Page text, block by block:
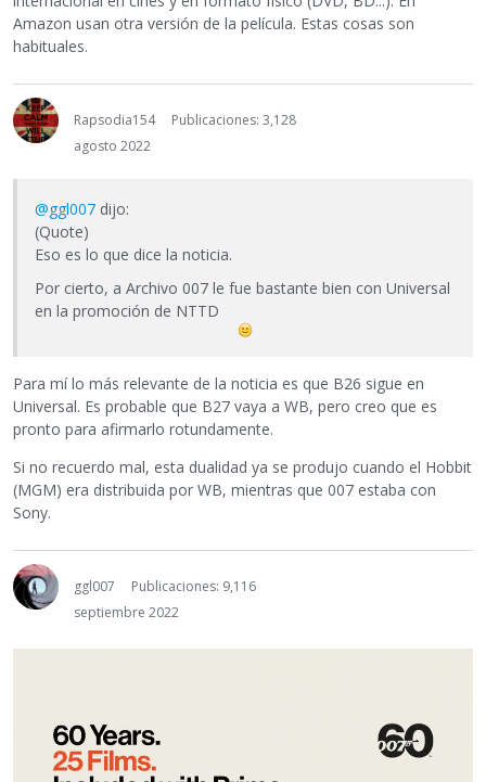
Amazon usan otra versión de la película. Estas cosas son
habituales.
Rapsodia154
Publicaciones: 3,128
agosto 2022
@ggl007 dijo:
(Quote)
Eso es lo que dice la noticia.
Por cierto, a Archivo 007 le fue bastante bien con Universal
en la promoción de NTTD
Para mí lo más relevante de la noticia es que B26 sigue en
Universal. Es probable que B27 vaya a WB, pero creo que es
pronto para afirmarlo rotundamente.
Si no recuerdo mal, esta dualidad ya se produjo cuando el Hobbit
(MGM) era distribuida por WB, mientras que 007 estaba con
Sony.
ggl007
Publicaciones: 9,116
septiembre 2022